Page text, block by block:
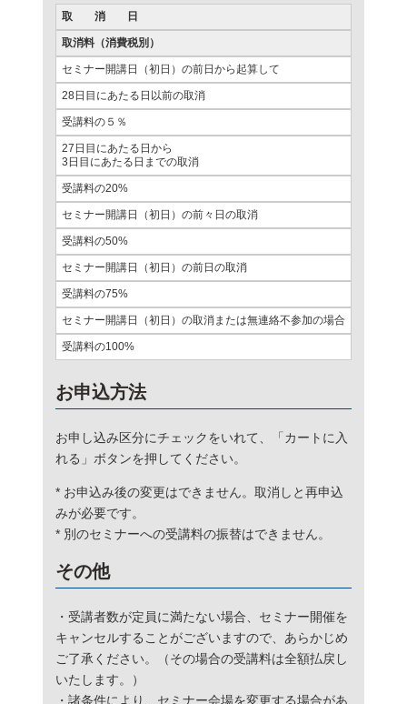
取 消 日
取消料（消費税別）
セミナー開講日（初日）の前日から起算して
28日目にあたる日以前の取消
受講料の５％
27日目にあたる日から
3日目にあたる日までの取消
受講料の20%
セミナー開講日（初日）の前々日の取消
受講料の50%
セミナー開講日（初日）の前日の取消
受講料の75%
セミナー開講日（初日）の取消または無連絡不参加の場合
受講料の100%
お申込方法
お申し込み区分にチェックをいれて、「カートに入
れる」ボタンを押してください。
* お申込み後の変更はできません。取消しと再申込
みが必要です。
* 別のセミナーへの受講料の振替はできません。
その他
・受講者数が定員に満たない場合、セミナー開催を
キャンセルすることがございますので、あらかじめ
ご了承ください。（その場合の受講料は全額払戻し
いたします。）
・諸条件により、セミナー会場を変更する場合があ